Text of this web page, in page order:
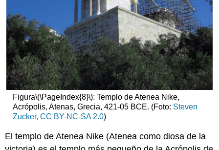
Figura\(\PageIndex{8}\): Templo de Atenea Nike,
Acrópolis, Atenas, Grecia, 421-05 BCE. (Foto: Steven
Zucker, CC BY-NC-SA 2.0)
El templo de Atenea Nike (Atenea como diosa de la